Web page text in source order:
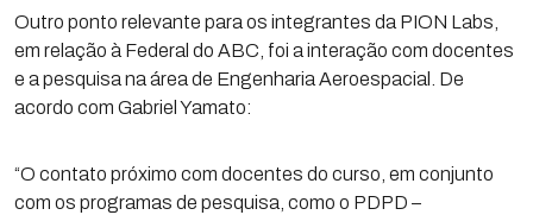
Outro ponto relevante para os integrantes da PION Labs,
em relação à Federal do ABC, foi a interação com docentes
e a pesquisa na área de Engenharia Aeroespacial. De
acordo com Gabriel Yamato:
“O contato próximo com docentes do curso, em conjunto
com os programas de pesquisa, como o PDPD –